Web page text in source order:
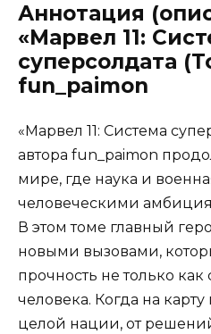
Аннотация
«Марвел 11:
суперсолдата
fun_paimon
«Марвел 11: Система
автора fun_paimon
мире, где наука и
человеческими
В этом томе главный
новыми вызовами,
прочность не только как
человека. Когда на
целой нации, от